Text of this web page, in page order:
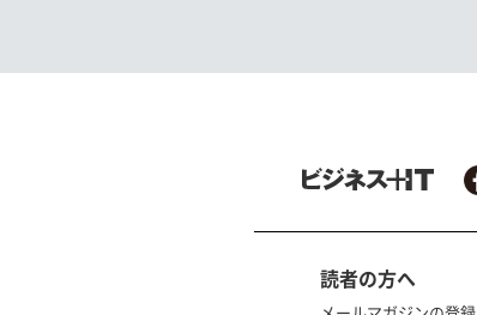
読者の方へ